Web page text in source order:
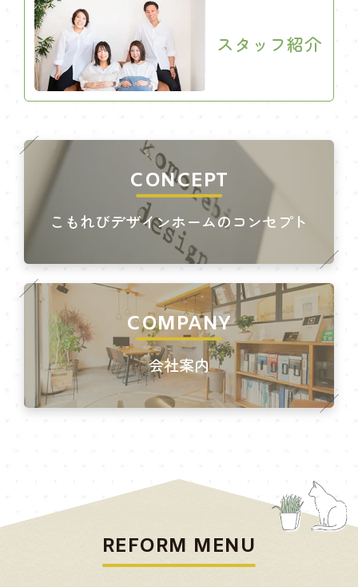
スタッフ紹介
CONCEPT
こもれびデザインホームのコンセプト
COMPANY
会社案内
REFORM MENU